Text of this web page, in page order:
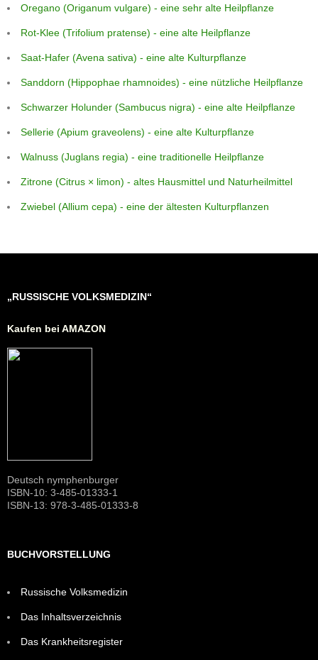
Oregano (Origanum vulgare) - eine sehr alte Heilpflanze
Rot-Klee (Trifolium pratense) - eine alte Heilpflanze
Saat-Hafer (Avena sativa) - eine alte Kulturpflanze
Sanddorn (Hippophae rhamnoides) - eine nützliche Heilpflanze
Schwarzer Holunder (Sambucus nigra) - eine alte Heilpflanze
Sellerie (Apium graveolens) - eine alte Kulturpflanze
Walnuss (Juglans regia) - eine traditionelle Heilpflanze
Zitrone (Citrus × limon) - altes Hausmittel und Naturheilmittel
Zwiebel (Allium cepa) - eine der ältesten Kulturpflanzen
„RUSSISCHE VOLKSMEDIZIN“
Kaufen bei AMAZON
Deutsch nymphenburger
ISBN-10: 3-485-01333-1
ISBN-13: 978-3-485-01333-8
BUCHVORSTELLUNG
Russische Volksmedizin
Das Inhaltsverzeichnis
Das Krankheitsregister